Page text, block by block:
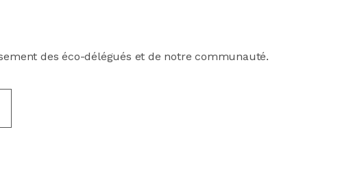
des éco-délégués et de notre communauté.